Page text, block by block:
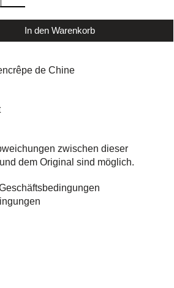
In den Warenkorb
de Chine
zwischen dieser
dem Original sind möglich.